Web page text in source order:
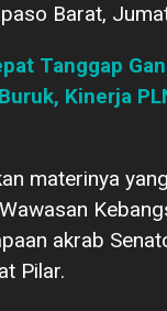
Barat,
Tanggap
Kinerja
materinya
akrab
Pilar.